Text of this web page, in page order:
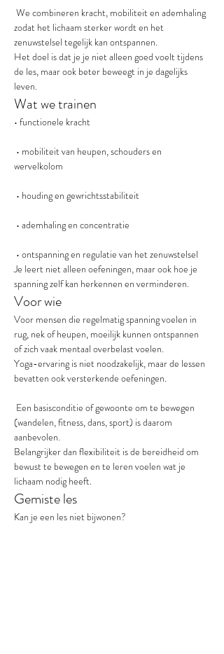
We combineren kracht, mobiliteit en ademhaling
zodat het lichaam sterker wordt en het
zenuwstelsel tegelijk kan ontspannen.
Het doel is dat je je niet alleen goed voelt tijdens
de les, maar ook beter beweegt in je dagelijks
leven.
Wat we trainen
• functionele kracht
• mobiliteit van heupen, schouders en
wervelkolom
• houding en gewrichtsstabiliteit
• ademhaling en concentratie
• ontspanning en regulatie van het zenuwstelsel
Je leert niet alleen oefeningen, maar ook hoe je
spanning zelf kan herkennen en verminderen.
Voor wie
Voor mensen die regelmatig spanning voelen in
rug, nek of heupen, moeilijk kunnen ontspannen
of zich vaak mentaal overbelast voelen.
Yoga-ervaring is niet noodzakelijk, maar de lessen
bevatten ook versterkende oefeningen.
Een basisconditie of gewoonte om te bewegen
(wandelen, fitness, dans, sport) is daarom
aanbevolen.
Belangrijker dan flexibiliteit is de bereidheid om
bewust te bewegen en te leren voelen wat je
lichaam nodig heeft.
Gemiste les
Kan je een les niet bijwonen?